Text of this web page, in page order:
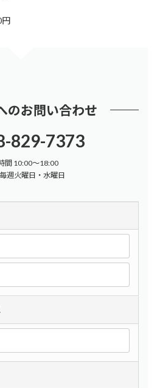
円
のお問い合わせ
829-7373
間 10:00～18:00
週火曜日・水曜日